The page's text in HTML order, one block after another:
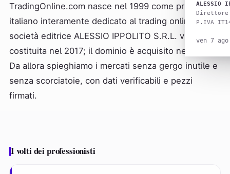
ALESSIO
Direttore
P.IVA
ven 7
TradingOnline.com nasce nel 1999 come primo sito
italiano interamente dedicato al trading online. La
società editrice ALESSIO IPPOLITO S.R.L. viene
costituita nel 2017; il dominio è acquisito nel 2020.
Da allora spieghiamo i mercati senza gergo inutile e
senza scorciatoie, con dati verificabili e pezzi
firmati.
I volti dei professionisti